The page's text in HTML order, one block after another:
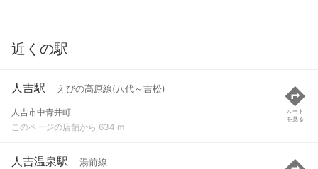
近くの駅
人吉駅 えびの高原線(八代～吉松)
人吉市中青井町
このページの店舗から 634 m
ルート
を見る
人吉温泉駅 湯前線